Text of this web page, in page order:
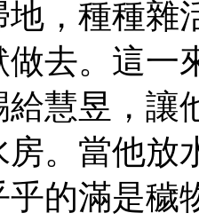
，種種雜
做去。這一
慧昱，讓
。當他放
的滿是穢